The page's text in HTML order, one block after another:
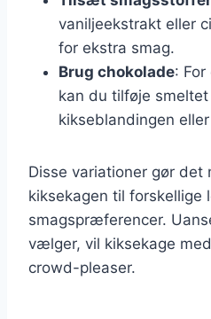
vaniljeekstrakt eller
for ekstra smag.
Brug chokolade:
kan du tilføje
kikseblandingen
Disse variationer gør det
kiksekagen til forskellige
smagspræferencer.
vælger, vil kiksekage
crowd-pleaser.